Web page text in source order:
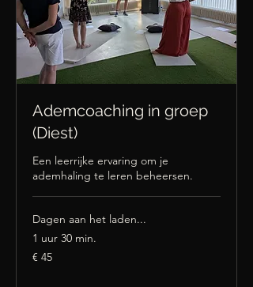
Ademcoaching in groep
(Diest)
Een leerrijke ervaring om je
ademhaling te leren beheersen.
Dagen aan het laden...
1 uur 30 min.
45
euro
€ 45